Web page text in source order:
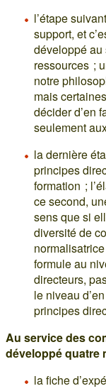
l’étape
support, et
développé au
ressources ;
notre
mais
décider d’en
seulement
la dernière
principes
formation ;
ce second,
sens que si
diversité de
formule au
directeurs,
le niveau
principes
Au service des
développé quatre
la fiche